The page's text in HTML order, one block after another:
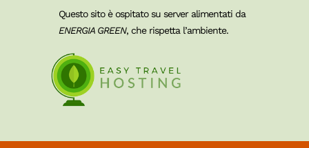
Questo sito è ospitato su server alimentati da
ENERGIA GREEN, che rispetta l’ambiente.